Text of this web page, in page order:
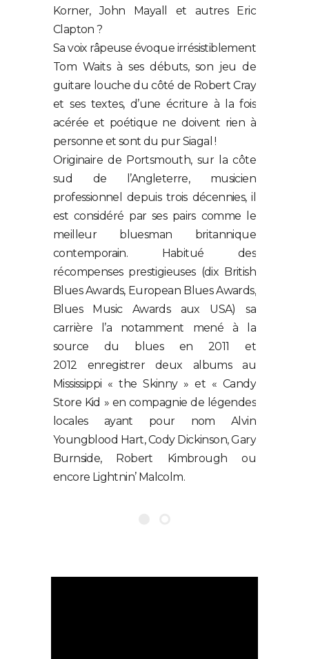
Korner, John Mayall et autres Eric
Clapton ?
Sa voix râpeuse évoque irrésistiblement
Tom Waits à ses débuts, son jeu de
guitare louche du côté de Robert Cray
et ses textes, d’une écriture à la fois
acérée et poétique ne doivent rien à
personne et sont du pur Siagal !
Originaire de Portsmouth, sur la côte
sud de l’Angleterre, musicien
professionnel depuis trois décennies, il
est considéré par ses pairs comme le
meilleur bluesman britannique
contemporain. Habitué des
récompenses prestigieuses (dix British
Blues Awards, European Blues Awards,
Blues Music Awards aux USA) sa
carrière l’a notamment mené à la
source du blues en 2011 et
2012 enregistrer deux albums au
Mississippi « the Skinny » et « Candy
Store Kid » en compagnie de légendes
locales ayant pour nom Alvin
Youngblood Hart, Cody Dickinson, Gary
Burnside, Robert Kimbrough ou
encore Lightnin’ Malcolm.